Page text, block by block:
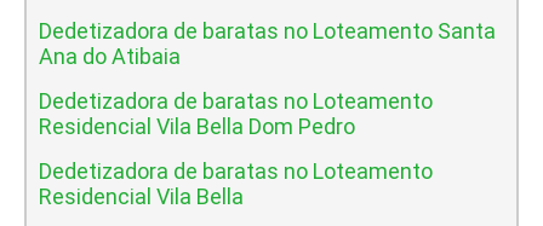
Dedetizadora de baratas no Loteamento Santa
Ana do Atibaia
Dedetizadora de baratas no Loteamento
Residencial Vila Bella Dom Pedro
Dedetizadora de baratas no Loteamento
Residencial Vila Bella